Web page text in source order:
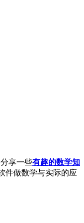
分享一些有趣的数学知
件做数学与实际的应